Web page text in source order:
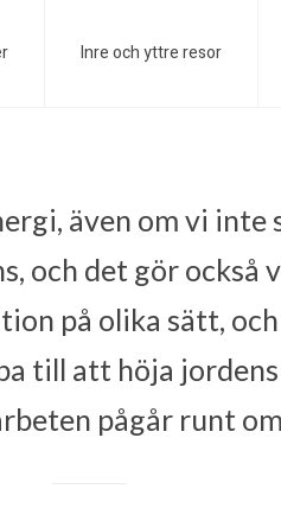
Inre och yttre resor
även om vi inte
och det gör också
på olika sätt,
till att höja
pågår runt